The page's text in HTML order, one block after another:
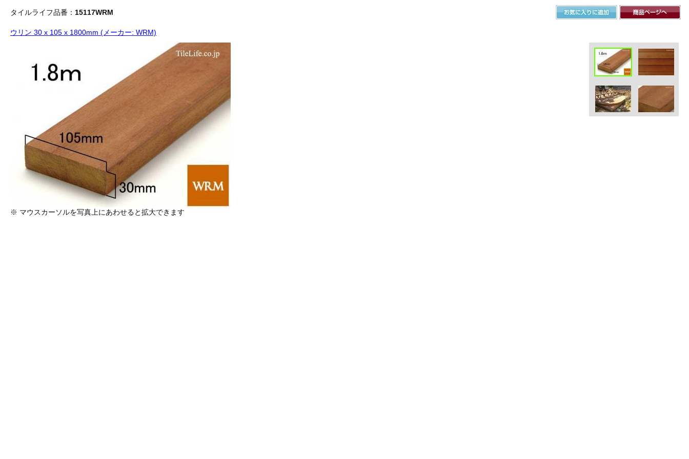
タイルライフ品番： 15117WRM
ウリン 30 x 105 x 1800mm (メーカー: WRM)
※ マウスカーソルを写真上にあわせると拡大できます